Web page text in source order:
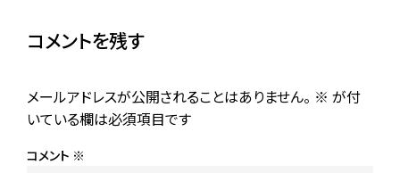
コメントを残す
メールアドレスが公開されることはありません。 ※ が付
いている欄は必須項目です
コメント ※